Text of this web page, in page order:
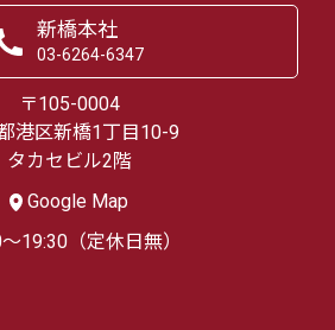
新橋本社
03-6264-6347
〒105-0004
港区新橋1丁目10-9
タカセビル2階
Google Map
19:30（定休日無）